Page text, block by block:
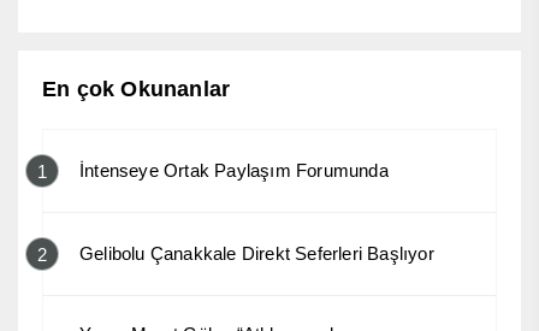
En çok Okunanlar
1 İntenseye Ortak Paylaşım Forumunda
2 Gelibolu Çanakkale Direkt Seferleri Başlıyor